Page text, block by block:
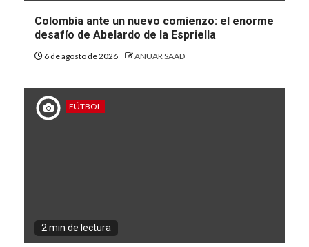
Colombia ante un nuevo comienzo: el enorme
desafío de Abelardo de la Espriella
6 de agosto de 2026 ANUAR SAAD
FÚTBOL
2 min de lectura